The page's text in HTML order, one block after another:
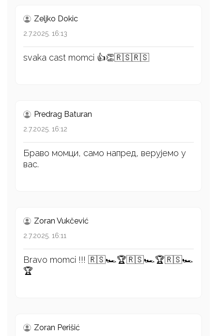
Zeljko Dokic
2.7.2025. 16:13
svaka cast momci 👍👏🇷🇸🇷🇸
Predrag Baturan
2.7.2025. 16:12
Браво момци, само напред, верујемо у
вас.
Zoran Vukčević
2.7.2025. 16:11
Bravo momci !!! 🇷🇸🏎️🏆🇷🇸🏎️🏆🇷🇸🏎️
🏆
Zoran Perišić